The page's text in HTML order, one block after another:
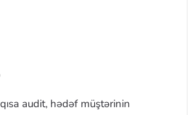
audit, hədəf müştərinin